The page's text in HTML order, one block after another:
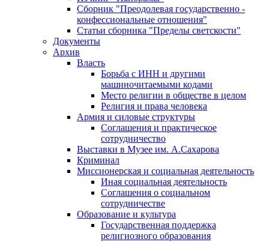
Сборник "Преодолевая государственно -
конфессиональные отношения"
Статьи сборника "Пределы светскости"
Документы
Архив
Власть
Борьба с ИНН и другими
машиночитаемыми кодами
Место религии в обществе в целом
Религия и права человека
Армия и силовые структуры
Соглашения и практическое
сотрудничество
Выставки в Музее им. А.Сахарова
Криминал
Миссионерская и социальная деятельность
Иная социальная деятельность
Соглашения о социальном
сотрудничестве
Образование и культура
Государственная поддержка
религиозного образования